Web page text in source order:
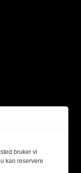
bruker vi
kan reservere